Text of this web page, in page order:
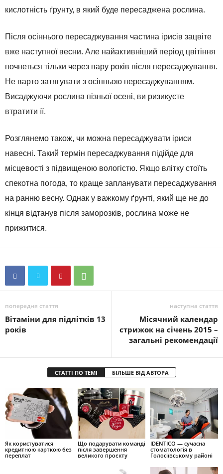
кислотність ґрунту, в який буде пересаджена рослина.
Після осіннього пересаджування частина ірисів зацвіте
вже наступної весни. Але найактивніший період цвітіння
почнеться тільки через пару років після пересаджування.
Не варто затягувати з осінньою пересаджуванням.
Висаджуючи рослина пізньої осені, ви ризикуєте
втратити її.
Розглянемо також, чи можна пересаджувати іриси
навесні. Такий термін пересаджування підійде для
місцевості з підвищеною вологістю. Якщо влітку стоїть
спекотна погода, то краще запланувати пересаджування
на ранню весну. Однак у важкому ґрунті, який ще не до
кінця відтанув після заморозків, рослина може не
прижитися.
попередня стаття
Вітаміни для підлітків 13
років
наступна стаття
Місячний календар
стрижок на січень 2015 –
загальні рекомендації
СТАТТІ ПО ТЕМІ БІЛЬШЕ ВІД АВТОРА
Як користуватися
кредитною карткою без
переплат
Що подарувати команді
після завершення
великого проєкту
IDENTICO — сучасна
стоматологія в
Голосіївському районі